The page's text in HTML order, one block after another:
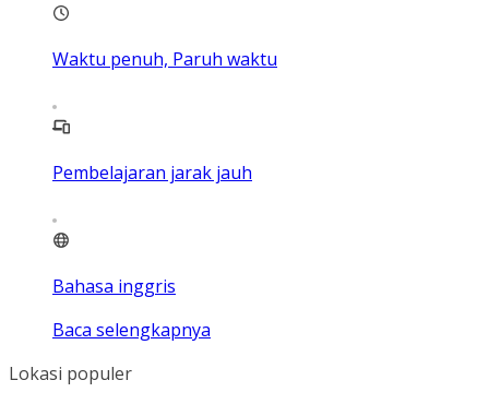
Waktu penuh, Paruh waktu
Pembelajaran jarak jauh
Bahasa inggris
Baca selengkapnya
Lokasi populer